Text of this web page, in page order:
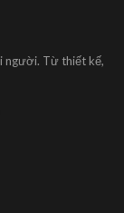
người. Từ thiết kế,